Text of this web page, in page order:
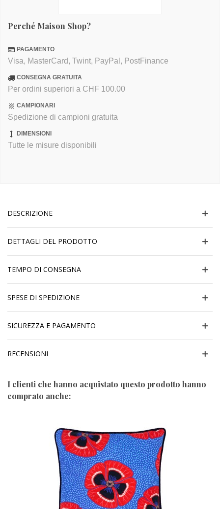
Perché Maison Shop?
PAGAMENTO
Visa, MasterCard, Twint, PayPal, PostFinance
CONSEGNA GRATUITA
Per ordini superiori a CHF 100.00
CAMPIONARI
Spedizione di campioni gratuita
DIMENSIONI
Tutte le misure disponibili
DESCRIZIONE
DETTAGLI DEL PRODOTTO
TEMPO DI CONSEGNA
SPESE DI SPEDIZIONE
SICUREZZA E PAGAMENTO
RECENSIONI
I clienti che hanno acquistato questo prodotto hanno
comprato anche: